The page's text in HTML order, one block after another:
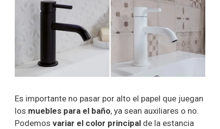
Es importante no pasar por alto el papel que juegan
los muebles para el baño, ya sean auxiliares o no.
Podemos variar el color principal de la estancia